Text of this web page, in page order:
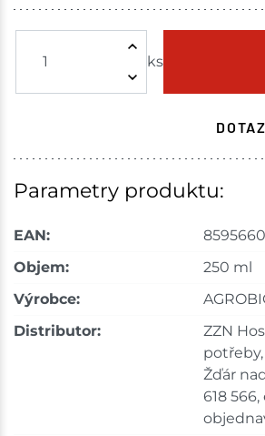
ks
Skladem - ihned k odeslání
Tišnov
Skladové množství na prodejnách je
shopu.
Parametry produktu:
EAN:
Objem:
250 ml
Výrobce:
Distributor:
ZZN
potřeby,
Žďár
618